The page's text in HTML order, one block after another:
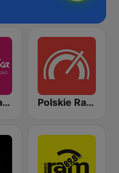
Polskie Radio Program III (PR3) Trójka Polskie Radio Kierowców